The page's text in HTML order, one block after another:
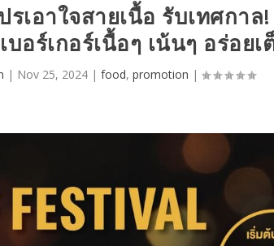
อาใจสายเนื้อ รับเทศกาล!
เบอร์เกอร์เนื้อๆ เน้นๆ อร่อย
| Nov 25, 2024 |food,promotion |